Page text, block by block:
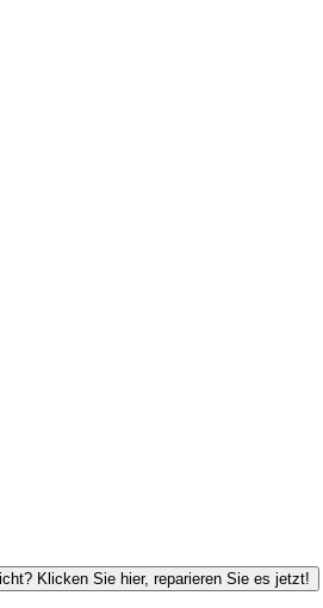
Klicken Sie hier, reparieren Sie es jetzt!